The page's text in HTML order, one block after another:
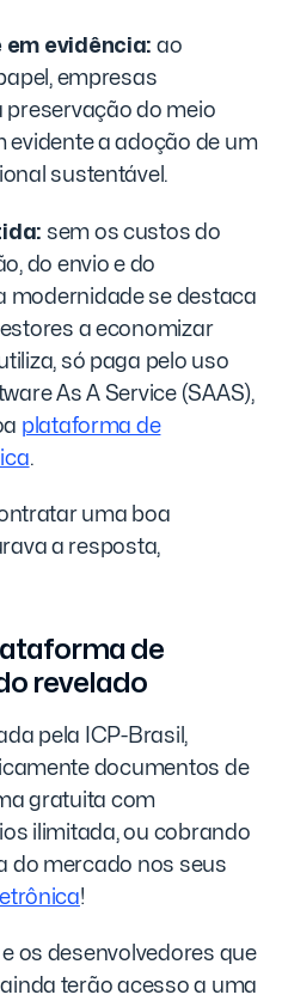
evidência: ao
empresas
do meio
evidente a adoção de um
sustentável.
sem os custos do
do envio e do
modernidade se destaca
a economizar
só paga pelo uso
As A Service (SAAS),
plataforma de
.
uma boa
a resposta,
de
revelado
pela ICP-Brasil,
documentos de
gratuita com
ilimitada, ou cobrando
do mercado nos seus
!
os desenvolvedores que
terão acesso a uma